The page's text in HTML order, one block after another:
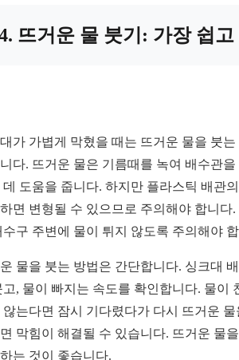
뜨거운 물 붓기: 가장 쉽
가 가볍게 막혔을 때는 뜨거운 물을 붓
다. 뜨거운 물은 기름때를 녹여 배수관
데 도움을 줍니다. 하지만 플라스틱 배관
면 변형될 수 있으므로 주의해야 합니다
수구 주변에 물이 튀지 않도록 주의해야
물을 붓는 방법은 간단합니다. 싱크대
고, 물이 빠지는 속도를 확인합니다. 물이
않는다면 잠시 기다렸다가 다시 뜨거운
막힘이 해결될 수 있습니다. 뜨거운 물
는 것이 좋습니다.